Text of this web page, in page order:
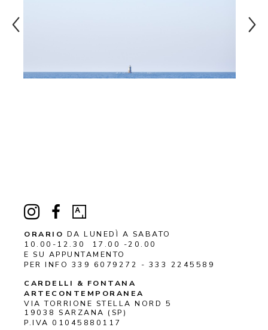
ORARIO DA LUNEDÌ A SABATO
10.00-12.30 17.00 -20.00
E SU APPUNTAMENTO
PER INFO 339 6079272 - 333 2245589
CARDELLI & FONTANA
ARTECONTEMPORANEA
VIA TORRIONE STELLA NORD 5
19038 SARZANA (SP)
P.IVA 01045880117